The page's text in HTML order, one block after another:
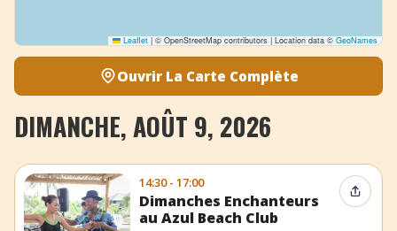
Leaflet |© OpenStreetMap contributors | Location data ©GeoNames
Ouvrir La Carte Complète
DIMANCHE, AOÛT 9, 2026
14:30 - 17:00
Dimanches Enchanteurs
au Azul Beach Club